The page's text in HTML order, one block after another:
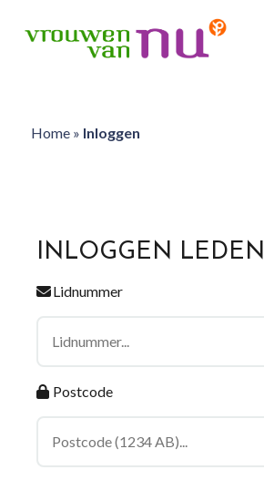
Home» Inloggen
INLOGGEN LEDEN
Lidnummer
Postcode